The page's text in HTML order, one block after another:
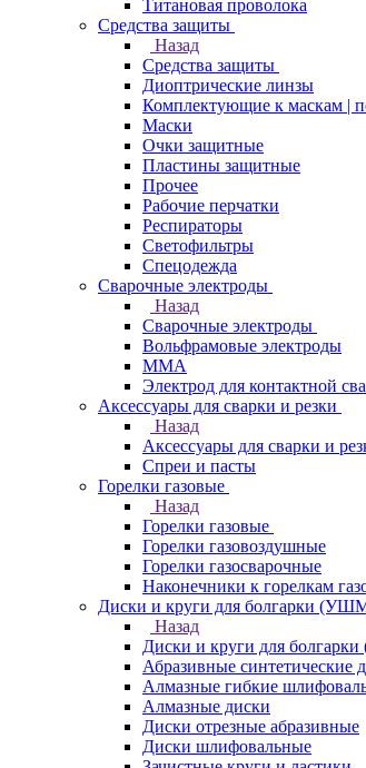
Титановая проволока
Средства защиты
Назад
Средства защиты
Диоптрические линзы
Комплектующие к маскам |
Маски
Очки защитные
Пластины защитные
Прочее
Рабочие перчатки
Респираторы
Светофильтры
Спецодежда
Сварочные электроды
Назад
Сварочные электроды
Вольфрамовые электроды
ММА
Электрод для контактной
Аксессуары для сварки и резки
Назад
Аксессуары для сварки и
Спреи и пасты
Горелки газовые
Назад
Горелки газовые
Горелки газовоздушные
Горелки газосварочные
Наконечники к горелкам
Диски и круги для болгарки
Назад
Диски и круги для
Абразивные синтетические
Алмазные гибкие
Алмазные диски
Диски отрезные абразивные
Диски шлифовальные